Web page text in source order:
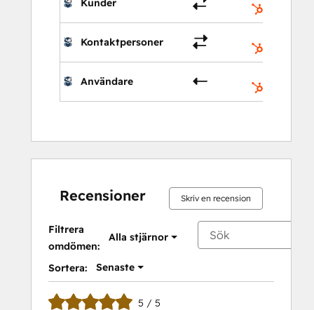
Kunder
Kontaktpersoner
Användare
Recensioner Skriv en recension
Filtrera
omdömen:
Alla stjärnor
Sortera: Senaste
5 / 5